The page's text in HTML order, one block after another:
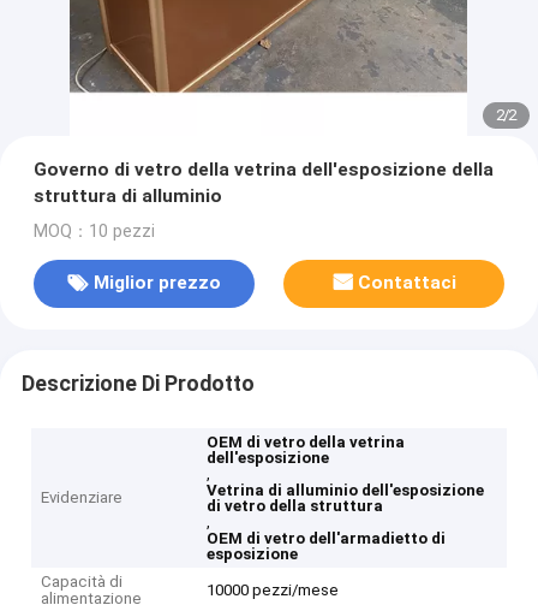
2/2
Governo di vetro della vetrina dell'esposizione della
struttura di alluminio
MOQ：10 pezzi
Miglior prezzo Contattaci
Descrizione Di Prodotto
Evidenziare
OEM di vetro della vetrina
dell'esposizione
,
Vetrina di alluminio dell'esposizione
di vetro della struttura
,
OEM di vetro dell'armadietto di
esposizione
Capacità di
alimentazione
10000 pezzi/mese